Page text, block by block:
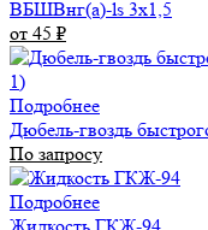
ВБШВнг(а)-ls 3х1,5
от 45 ₽
Подробнее
Дюбель-гвоздь
По запросу
Подробнее